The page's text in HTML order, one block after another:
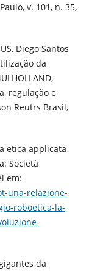
v. 101, n. 35,
Diego Santos
da
regulação e
Reutrs Brasil,
etica applicata
Società
em:
una-relazione-
roboetica-la-
da